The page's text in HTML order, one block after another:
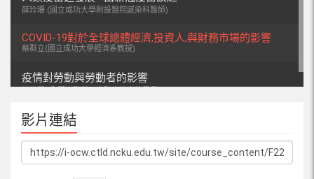
薛玲珊 (國立成功大學附設醫院感染科醫師)
COVID-19對於全球總體經濟,投資人,與財務市場的影響
蔡群立(國立成功大學經濟系教授)
疫情對勞動與勞動者的影響
影片連結